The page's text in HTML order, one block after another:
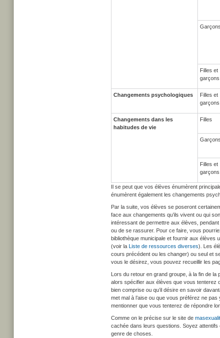
Filles et
garçons
Changements psychologiques
Filles et
garçons
Changements dans les
habitudes de vie
Filles
Filles et
garçons
Il se peut que vos élèves énumèrent
énumèrent également les changements
Par la suite, vos élèves se poseront
face aux changements qu’ils vivent ou qui
intéressant de permettre aux élèves,
ou de se rassurer. Pour ce faire, vous
bibliothèque municipale et fournir aux élèves
(voir la Liste de ressources diverses). Les
cours précédent ou les changer) ou seul et
vous le désirez, vous pouvez recueillir les
Lors du retour en grand groupe, à la fin de la
alors spécifier aux élèves que vous tenterez
bien comprise ou qu’il désire en savoir
met mal à l’aise ou que vous préférez ne
mentionner que vous tenterez de répondre
Comme on le précise sur le site de
cachée dans leurs questions. Soyez
genre de choses.